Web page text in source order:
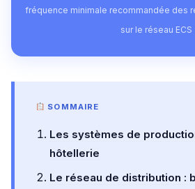
fréquence minimale recommandée des
sur le réseau ECS
SOMMAIRE
Les systèmes de
hôtellerie
Le réseau de distribution :